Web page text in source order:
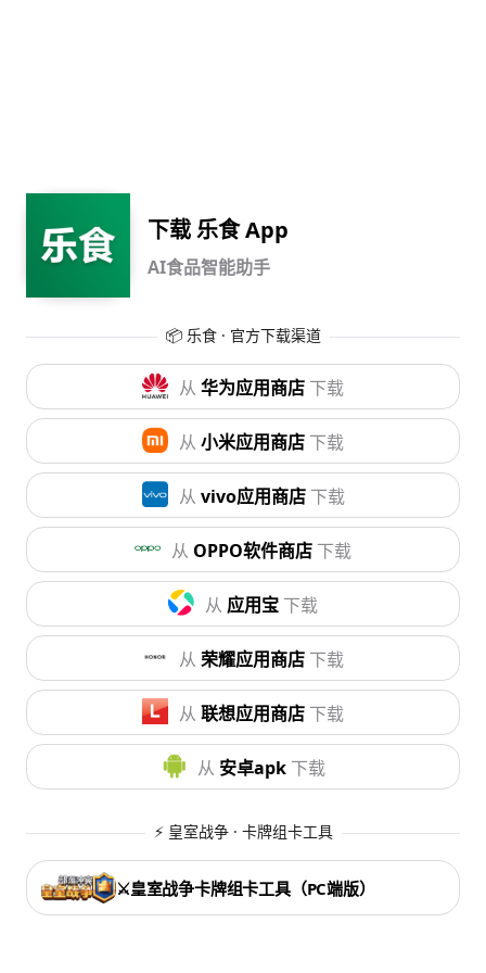
下载 乐食 App
AI食品智能助手
📦 乐食 · 官方下载渠道
从 华为应用商店 下载
从 小米应用商店 下载
从 vivo应用商店 下载
从 OPPO软件商店 下载
从 应用宝 下载
从 荣耀应用商店 下载
从 联想应用商店 下载
从 安卓apk 下载
⚡ 皇室战争 · 卡牌组卡工具
⚔️皇室战争卡牌组卡工具（PC端版）